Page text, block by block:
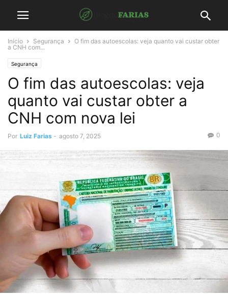
Início Segurança
O fim das autoescolas: veja quanto vai custar obter
a CNH com...
Segurança
O fim das autoescolas: veja
quanto vai custar obter a
CNH com nova lei
Por Luiz Farias - agosto 7, 2025 0